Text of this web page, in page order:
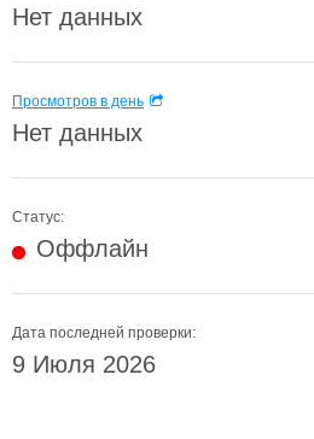
Нет данных
Просмотров в день
Нет данных
Статус:
Оффлайн
Дата последней проверки:
9 Июля 2026